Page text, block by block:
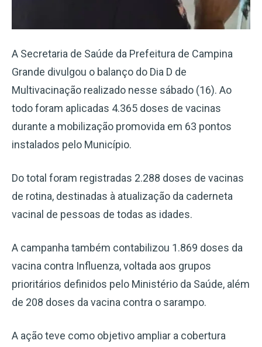
A Secretaria de Saúde da Prefeitura de Campina
Grande divulgou o balanço do Dia D de
Multivacinação realizado nesse sábado (16). Ao
todo foram aplicadas 4.365 doses de vacinas
durante a mobilização promovida em 63 pontos
instalados pelo Município.
Do total foram registradas 2.288 doses de vacinas
de rotina, destinadas à atualização da caderneta
vacinal de pessoas de todas as idades.
A campanha também contabilizou 1.869 doses da
vacina contra Influenza, voltada aos grupos
prioritários definidos pelo Ministério da Saúde, além
de 208 doses da vacina contra o sarampo.
A ação teve como objetivo ampliar a cobertura